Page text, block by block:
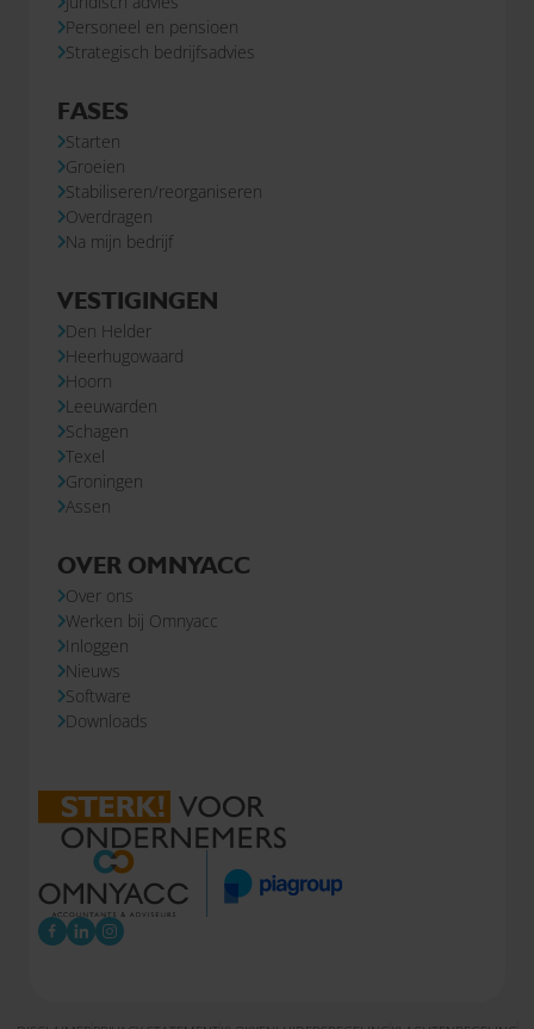
Personeel en pensioen
Strategisch bedrijfsadvies
FASES
Starten
Groeien
Stabiliseren/reorganiseren
Overdragen
Na mijn bedrijf
VESTIGINGEN
Den Helder
Heerhugowaard
Hoorn
Leeuwarden
Schagen
Texel
Groningen
Assen
OVER OMNYACC
Over ons
Werken bij Omnyacc
Inloggen
Nieuws
Software
Downloads